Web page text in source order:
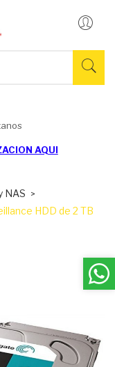
AQUI
NAS
HDD de 2 TB